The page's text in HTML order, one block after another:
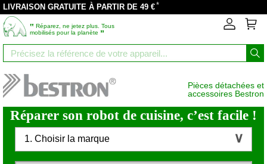
LIVRAISON GRATUITE À PARTIR DE 49 €*
‟ Réparez, ne jetez plus. Tous
mobilisés pour la planète ”
Pièces détachées et
accessoires Bestron
Réparer son robot de cuisine, c’est facile !
1. Choisir la marque